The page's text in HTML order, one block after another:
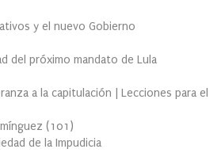
y el nuevo Gobierno
del próximo mandato de Lula
a la capitulación | Lecciones para el
(101 )
de la Impudicia